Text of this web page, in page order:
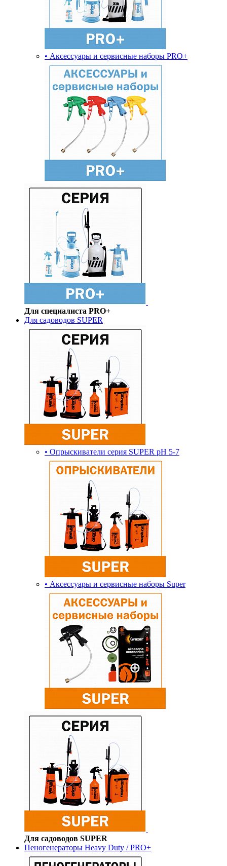
• Аксессуары и сервисные наборы PRO+
Для специалиста PRO+
Для садоводов SUPER
• Опрыскиватели серия SUPER pH 5-7
• Аксессуары и сервисные наборы Super
Для садоводов SUPER
Пеногенераторы Heavy Duty / PRO+